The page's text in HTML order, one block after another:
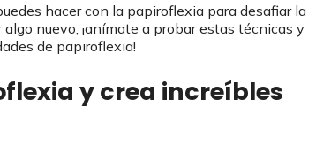
hacer con la papiroflexia para desafiar la
nuevo, ¡anímate a probar estas técnicas y
de papiroflexia!
y crea increíbles